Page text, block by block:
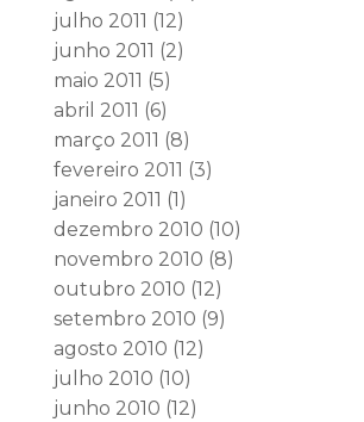
julho 2011 (12)
junho 2011 (2)
maio 2011 (5)
abril 2011 (6)
março 2011 (8)
fevereiro 2011 (3)
janeiro 2011 (1)
dezembro 2010 (10)
novembro 2010 (8)
outubro 2010 (12)
setembro 2010 (9)
agosto 2010 (12)
julho 2010 (10)
junho 2010 (12)